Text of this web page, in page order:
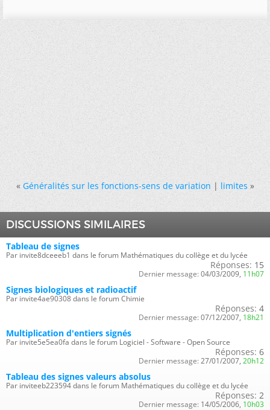
« Généralités sur les fonctions-sens de variation|limites »
DISCUSSIONS SIMILAIRES
Tableau de signes
Par invite8dceeeb1 dans le forum Mathématiques du collège et du lycée
Réponses: 15
Dernier message: 04/03/2009, 11h07
Signes biologiques et radioactif
Par invite4ae90308 dans le forum Chimie
Réponses: 4
Dernier message: 07/12/2007, 18h21
Multiplication d'entiers signés
Par invite5e5ea0fa dans le forum Logiciel - Software - Open Source
Réponses: 6
Dernier message: 27/01/2007, 20h12
Tableau des signes valeurs absolus
Par inviteeb223594 dans le forum Mathématiques du collège et du lycée
Réponses: 2
Dernier message: 14/05/2006, 10h03